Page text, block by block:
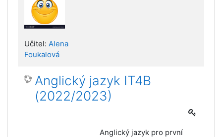
Učitel: Alena
Foukalová
Anglický jazyk IT4B
(2022/2023)
Anglický jazyk pro první